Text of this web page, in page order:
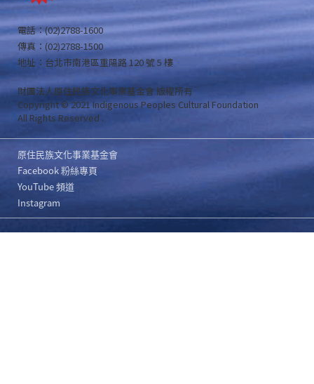
電話：(02)2788-1600
傳真：(02)2788-1500
地址：台北市南港區重陽路 120 號 5 樓
財團法人原住民族文化事業基金會 版權所有
Copyright © 2021 Indigenous Peoples Cultural Foundation
All Rights Reserved .
原住民族文化事業基金會
Facebook 粉絲專頁
YouTube 頻道
Instagram